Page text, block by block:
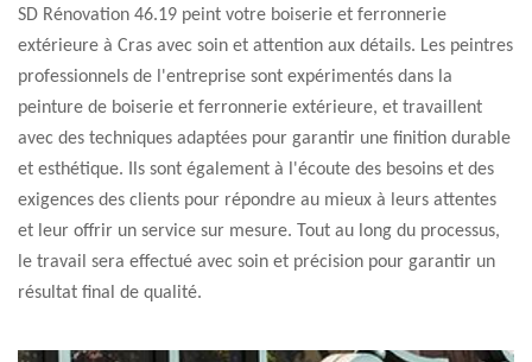
SD Rénovation 46.19 peint votre boiserie et ferronnerie
extérieure à Cras avec soin et attention aux détails. Les peintres
professionnels de l'entreprise sont expérimentés dans la
peinture de boiserie et ferronnerie extérieure, et travaillent
avec des techniques adaptées pour garantir une finition durable
et esthétique. Ils sont également à l'écoute des besoins et des
exigences des clients pour répondre au mieux à leurs attentes
et leur offrir un service sur mesure. Tout au long du processus,
le travail sera effectué avec soin et précision pour garantir un
résultat final de qualité.